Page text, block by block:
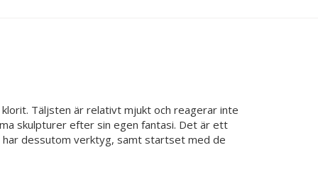
Täljsten är relativt mjukt och reagerar inte
skulpturer efter sin egen fantasi. Det är ett
dessutom verktyg, samt startset med de